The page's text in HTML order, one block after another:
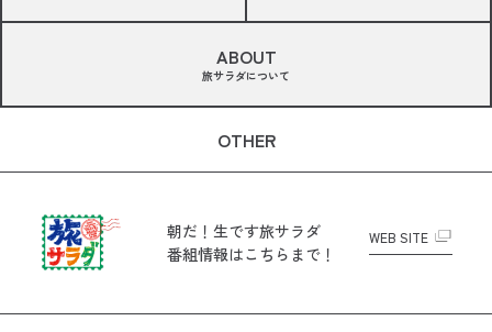
ABOUT
旅サラダについて
OTHER
朝だ！生です旅サラダ
番組情報はこちらまで！
WEB SITE